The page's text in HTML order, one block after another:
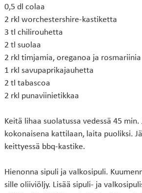
0,5 dl colaa
2 rkl worchestershire-kastiketta
3 tl chilirouhetta
2 tl suolaa
2 rkl timjamia, oreganoa ja rosmariinia
1 rkl savupaprikajauhetta
2 tl tabascoa
2 rkl punaviinietikkaa
Keitä lihaa suolatussa vedessä 45 min.
kokonaisena kattilaan, laita puoliksi.
keittyessä bbq-kastike.
Hienonna sipuli ja valkosipuli.
sille oliiviöljy. Lisää sipuli- ja